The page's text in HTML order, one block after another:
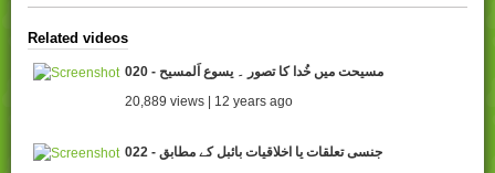
Related videos
020 - مسیحت میں خُدا کا تصور ۔ یسوع اَلمسیح
20,889 views | 12 years ago
022 - جنسی تعلقات یا اخلاقیات بائبل کے مطابق